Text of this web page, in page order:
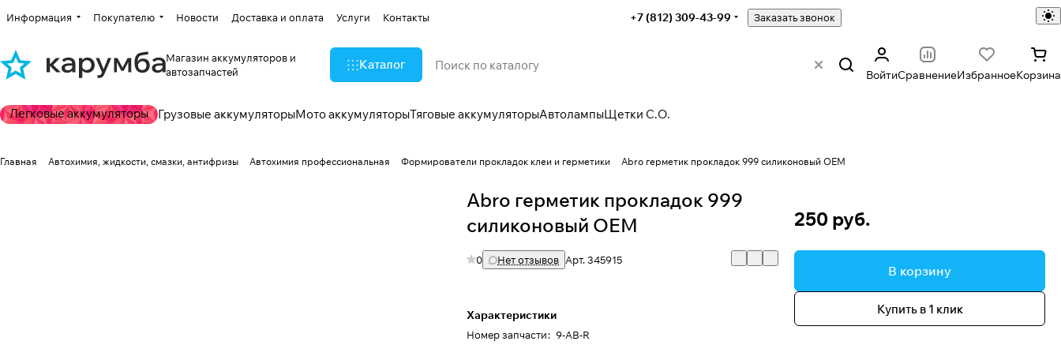
Информация Покупателю Новости Доставка и оплата Услуги Контакты +7 (812) 309-43-99 Заказать звонок
Магазин аккумуляторов и
автозапчастей
Каталог
ВойтиСравнениеИзбранноеКорзина
Легковые аккумуляторы Грузовые аккумуляторыМото аккумуляторыТяговые аккумуляторыАвтолампыЩетки С.О.
Главная Автохимия, жидкости, смазки, антифризы Автохимия профессиональная Формирователи прокладок клеи и герметики Abro герметик прокладок 999 силиконовый OEM
Abro герметик прокладок 999
силиконовый OEM
0 Нет отзывов Арт.345915
Характеристики
Номер запчасти: 9-AB-R
250 руб.
В корзину
Купить в 1 клик